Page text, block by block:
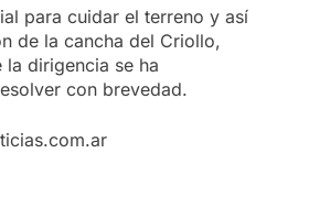
para cuidar el terreno y así
de la cancha del Criollo,
dirigencia se ha
con brevedad.